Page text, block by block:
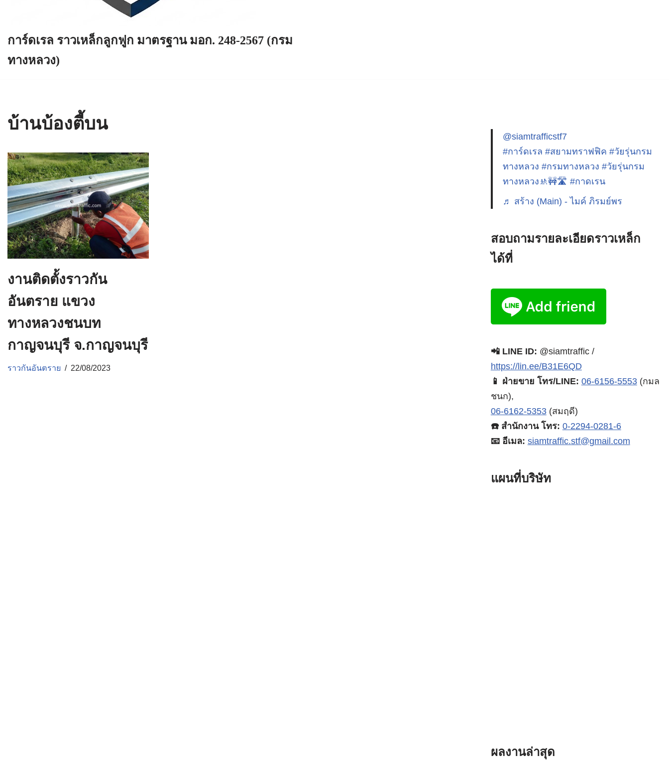
การ์ดเรล ราวเหล็กลูกฟูก มาตรฐาน มอก. 248-2567 (กรม
ทางหลวง)
บ้านบ้องตี้บน
งานติดตั้งราวกัน
อันตราย แขวง
ทางหลวงชนบท
กาญจนบุรี จ.กาญจนบุรี
ราวกันอันตราย 22/08/2023
@siamtrafficstf7
#การ์ดเรล #สยามทราฟฟิค #วัยรุ่นกรม
ทางหลวง #กรมทางหลวง #วัยรุ่นกรม
ทางหลวง🚸🚧🛣️ #กาดเรน
♬ สร้าง (Main) - ไมค์ ภิรมย์พร
สอบถามรายละเอียดราวเหล็ก
ได้ที่
📲 LINE ID: @siamtraffic /
https://lin.ee/B31E6QD
📱 ฝ่ายขาย โทร/LINE: 06-6156-5553(กมล
ชนก),
06-6162-5353(สมฤดี)
☎️ สำนักงาน โทร: 0-2294-0281-6
📧 อีเมล: siamtraffic.stf@gmail.com
แผนที่บริษัท
ผลงานล่าสุด